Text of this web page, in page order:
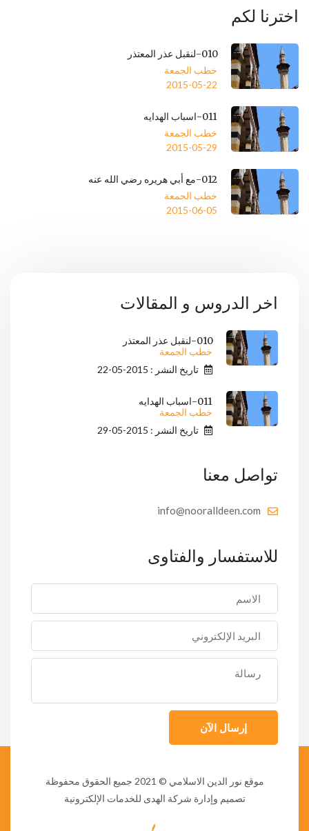
اخترنا لكم
010-لنقبل عذر المعتذر
خطب الجمعة
2015-05-22
011-اسباب الهدايه
خطب الجمعة
2015-05-29
012-مع أبي هريره رضي الله عنه
خطب الجمعة
2015-06-05
اخر الدروس و المقالات
010-لنقبل عذر المعتذر
خطب الجمعة
تاريخ النشر : 2015-05-22
011-اسباب الهدايه
خطب الجمعة
تاريخ النشر : 2015-05-29
تواصل معنا
info@nooralldeen.com
للاستفسار والفتاوى
إرسال الآن
موقع نور الدين الاسلامي © 2021 جميع الحقوق محفوظة
تصميم وإدارة شركة الهدى للخدمات الإلكترونية